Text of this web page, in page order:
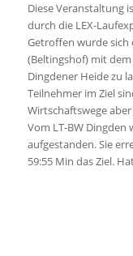
Diese Veranstaltung
durch die LEX-
Getroffen wurde sich
(Beltingshof) mit dem
Dingdener Heide zu
Teilnehmer im Ziel
Wirtschaftswege
Vom LT-BW
aufgestanden. Sie
59:55 Min das Ziel.